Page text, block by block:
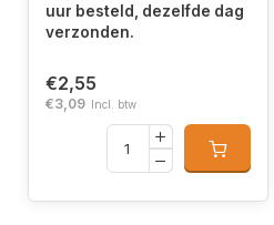
uur besteld, dezelfde dag
verzonden.
€2,55
€3,09 Incl. btw